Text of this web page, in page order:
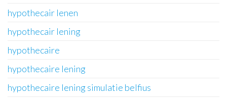
hypothecair lenen
hypothecair lening
hypothecaire
hypothecaire lening
hypothecaire lening simulatie belfius